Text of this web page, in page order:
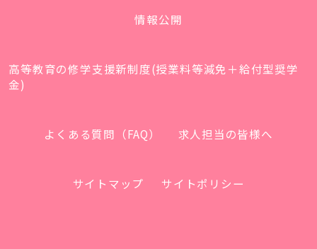
情報公開
高等教育の修学支援新制度(授業料等減免＋給付型奨学
金)
よくある質問（FAQ） 求人担当の皆様へ
サイトマップ サイトポリシー